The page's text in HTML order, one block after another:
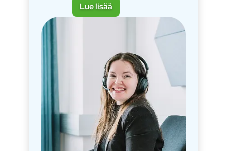
Lue lisää